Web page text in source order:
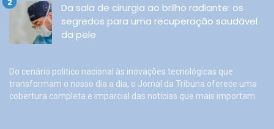
Da sala de cirurgia ao brilho radiante: os
segredos para uma recuperação saudável
da pele
Do cenário político nacional às inovações tecnológicas que
transformam o nosso dia a dia, o Jornal da Tribuna oferece uma
cobertura completa e imparcial das notícias que mais importam.